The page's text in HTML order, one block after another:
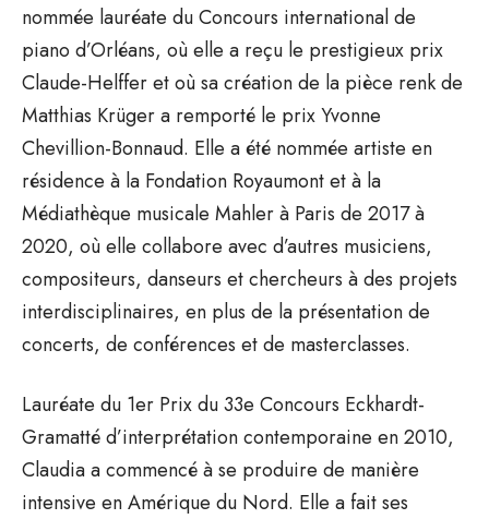
nommée lauréate du Concours international de
piano d’Orléans, où elle a reçu le prestigieux prix
Claude-Helffer et où sa création de la pièce renk de
Matthias Krüger a remporté le prix Yvonne
Chevillion-Bonnaud. Elle a été nommée artiste en
résidence à la Fondation Royaumont et à la
Médiathèque musicale Mahler à Paris de 2017 à
2020, où elle collabore avec d’autres musiciens,
compositeurs, danseurs et chercheurs à des projets
interdisciplinaires, en plus de la présentation de
concerts, de conférences et de masterclasses.
Lauréate du 1er Prix du 33e Concours Eckhardt-
Gramatté d’interprétation contemporaine en 2010,
Claudia a commencé à se produire de manière
intensive en Amérique du Nord. Elle a fait ses